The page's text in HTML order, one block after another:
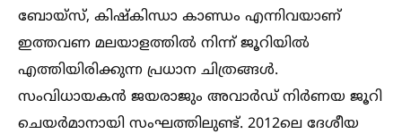
ബോയ്‌സ്, കിഷ്‌കിന്ധാ കാണ്ഡം എന്നിവയാണ്
ഇത്തവണ മലയാളത്തില്‍ നിന്ന് ജൂറിയില്‍
എത്തിയിരിക്കുന്ന പ്രധാന ചിത്രങ്ങള്‍.
സംവിധായകന്‍ ജയരാജും അവാര്‍ഡ് നിര്‍ണയ ജൂറി
ചെയര്‍മാനായി സംഘത്തിലുണ്ട്. 2012ലെ ദേശീയ